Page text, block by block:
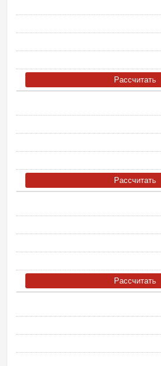
Рассчитать
Рассчитать
Рассчитать